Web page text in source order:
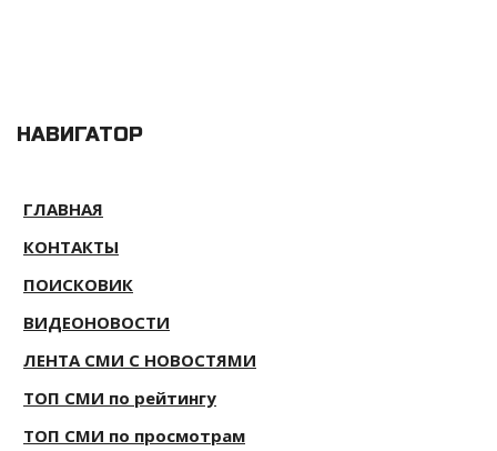
НАВИГАТОР
ГЛАВНАЯ
КОНТАКТЫ
ПОИСКОВИК
ВИДЕОНОВОСТИ
ЛЕНТА СМИ С НОВОСТЯМИ
ТОП СМИ по рейтингу
ТОП СМИ по просмотрам